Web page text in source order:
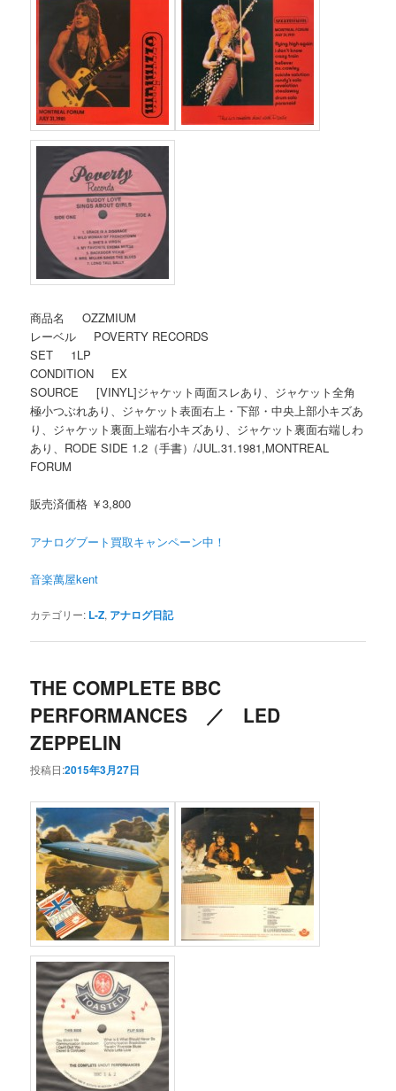
商品名 OZZMIUM
レーベル POVERTY RECORDS
SET 1LP
CONDITION EX
SOURCE [VINYL]ジャケット両面スレあり、ジャケット全角
極小つぶれあり、ジャケット表面右上・下部・中央上部小キズあ
り、ジャケット裏面上端右小キズあり、ジャケット裏面右端しわ
あり、RODE SIDE 1.2（手書）/JUL.31.1981,MONTREAL
FORUM
販売済価格 ￥3,800
アナログブート買取キャンペーン中！
音楽萬屋kent
カテゴリー: L-Z, アナログ日記
THE COMPLETE BBC
PERFORMANCES ／ LED
ZEPPELIN
投稿日:2015年3月27日